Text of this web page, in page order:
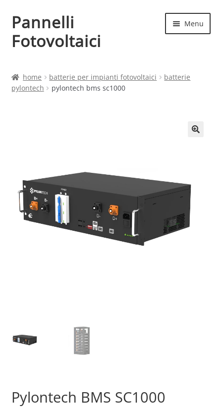
Vai
alla
navigazione
Vai
al
contenuto
Pannelli
Fotovoltaici
Menu
Cart
My account
Produttori
home batterie per impianti fotovoltaici
batterie
pylontech
pylontech bms sc1000
Pylontech BMS SC1000